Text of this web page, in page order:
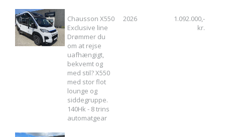
Chausson X550
Exclusive line
Drømmer du
om at rejse
uafhængigt,
bekvemt og
med stil? X550
med stor flot
lounge og
siddegruppe.
140Hk - 8 trins
automatgear
2026
1.092.000,-
kr.